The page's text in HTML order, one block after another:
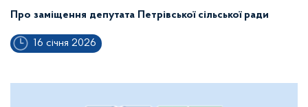
Про заміщення депутата Петрівської сільської ради
16 січня 2026